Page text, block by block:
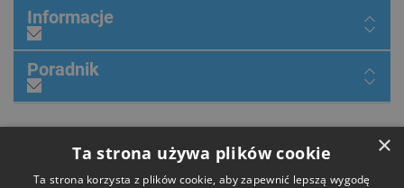
Informacje
Poradnik
×
Ta strona używa plików cookie
Ta strona korzysta z plików cookie, aby zapewnić lepszą wygodę